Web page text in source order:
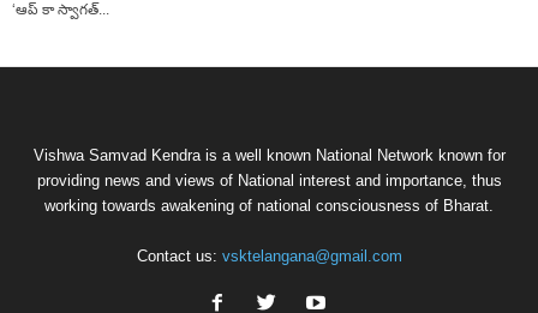
‘ఆప్ కా స్వాగత్...
Vishwa Samvad Kendra is a well known National Network known for
providing news and views of National interest and importance, thus
working towards awakening of national consciousness of Bharat.
Contact us: vsktelangana@gmail.com